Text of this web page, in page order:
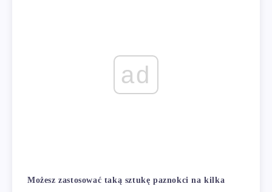
ad
Możesz zastosować taką sztukę paznokci na kilka